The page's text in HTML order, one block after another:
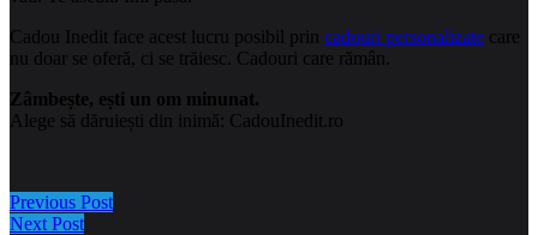
Cadou Inedit face acest lucru posibil prin cadouri personalizate care
nu doar se oferă, ci se trăiesc. Cadouri care rămân.
Zâmbește, ești un om minunat.
Alege să dăruiești din inimă: CadouInedit.ro
Previous Post
Next Post